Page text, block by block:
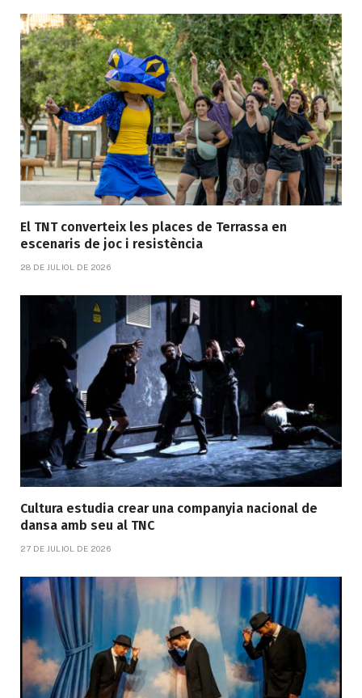
El TNT converteix les places de Terrassa en
escenaris de joc i resistència
28 DE JULIOL DE 2026
Cultura estudia crear una companyia nacional de
dansa amb seu al TNC
27 DE JULIOL DE 2026